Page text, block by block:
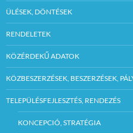
ÜLÉSEK, DÖNTÉSEK
RENDELETEK
KÖZÉRDEKŰ ADATOK
KÖZBESZERZÉSEK, BESZERZÉSEK,
TELEPÜLÉSFEJLESZTÉS, RENDEZÉS
KONCEPCIÓ, STRATÉGIA